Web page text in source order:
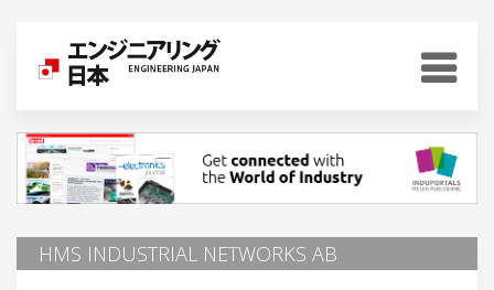
HMS INDUSTRIAL NETWORKS AB